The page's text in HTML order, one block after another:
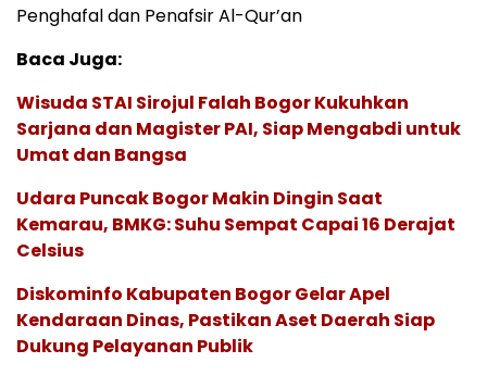
Penghafal dan Penafsir Al-Qur’an
Baca Juga:
Wisuda STAI Sirojul Falah Bogor Kukuhkan
Sarjana dan Magister PAI, Siap Mengabdi untuk
Umat dan Bangsa
Udara Puncak Bogor Makin Dingin Saat
Kemarau, BMKG: Suhu Sempat Capai 16 Derajat
Celsius
Diskominfo Kabupaten Bogor Gelar Apel
Kendaraan Dinas, Pastikan Aset Daerah Siap
Dukung Pelayanan Publik